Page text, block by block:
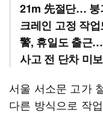
21m 先절단… 붕
크레인 고정 작
警, 휴일도 출근
사고 전 단차 미
서울 서소문 고가
다른 방식으로 작